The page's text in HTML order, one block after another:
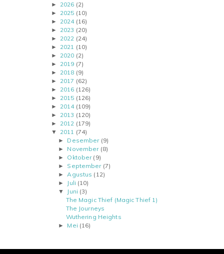
► 2026 (2)
► 2025 (10)
► 2024 (16)
► 2023 (20)
► 2022 (24)
► 2021 (10)
► 2020 (2)
► 2019 (7)
► 2018 (9)
► 2017 (62)
► 2016 (126)
► 2015 (126)
► 2014 (109)
► 2013 (120)
► 2012 (179)
▼ 2011 (74)
► Desember (9)
► November (8)
► Oktober (9)
► September (7)
►Agustus (12)
► Juli (10)
▼ Juni (3)
The Magic Thief (Magic Thief 1)
The Journeys
Wuthering Heights
► Mei (16)